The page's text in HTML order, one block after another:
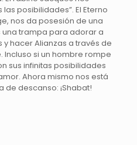
posibilidades”. El Eterno
nos da posesión de una
trampa para adorar a
hacer Alianzas a través de
si un hombre rompe
sus infinitas posibilidades
Ahora mismo nos está
descanso: ¡Shabat!